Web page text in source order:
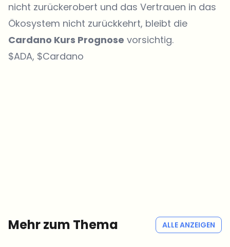
nicht zurückerobert und das Vertrauen in das
Ökosystem nicht zurückkehrt, bleibt die
Cardano Kurs Prognose vorsichtig.
$ADA, $Cardano
Mehr zum Thema ALLE ANZEIGEN